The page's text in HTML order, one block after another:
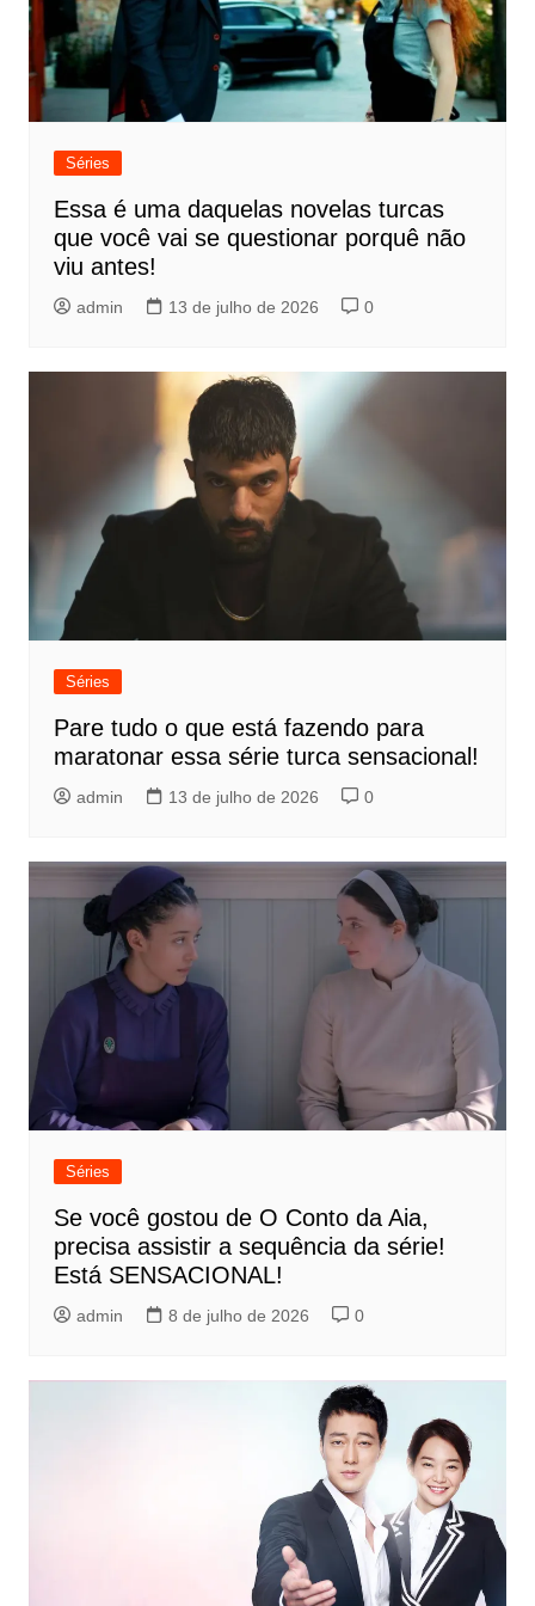
Séries
Essa é uma daquelas novelas turcas
que você vai se questionar porquê não
viu antes!
admin 13 de julho de 2026 0
Séries
Pare tudo o que está fazendo para
maratonar essa série turca sensacional!
admin 13 de julho de 2026 0
Séries
Se você gostou de O Conto da Aia,
precisa assistir a sequência da série!
Está SENSACIONAL!
admin 8 de julho de 2026 0